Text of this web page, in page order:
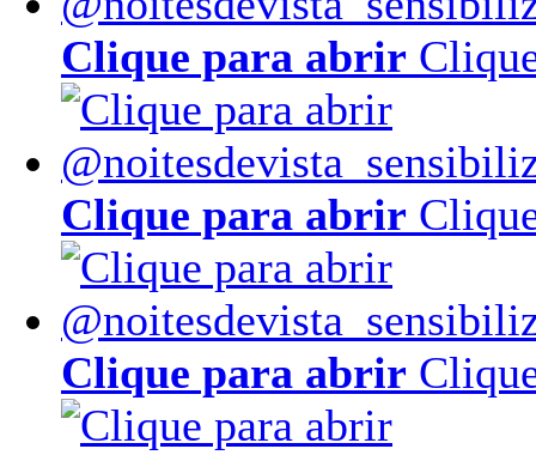
Clique para abrir
Clique para abrir
Clique para abrir